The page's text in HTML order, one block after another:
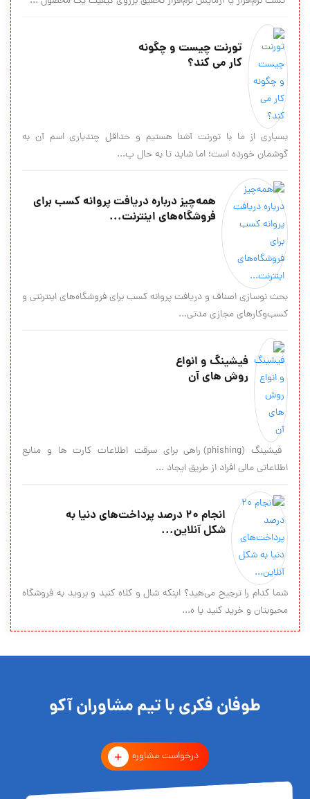
تورنت چیست و چگونه
کار می کند؟
بسیاری از ما با تورنت آشنا هستیم و حداقل چندباری اسم آن به
گوشمان خورده است؛ اما شاید تا به حال پ...
همه‌چیز درباره دریافت پروانه کسب برای
فروشگاه‌های اینترنت...
بحث نوسازی اصناف و دریافت پروانه کسب برای فروشگاه‌های اینترنتی و
کسب‌وکارهای مجازی مدتی...
فیشینگ و انواع
روش های آن
فیشینگ (phishing) راهی برای سرقت اطلاعات کارت ها و منابع
اطلاعاتی مالی افراد از طریق ایجاد ...
انجام 20 درصد پرداخت‌های دنیا به
شکل آنلاین...
شما کدام را ترجیح می‌هید؟ اینکه شال و کلاه کنید و بروید به فروشگاه
محبوبتان و خرید کنید یا ه...
طوفان فکری با تیم مشاوران آکو
درخواست مشاوره